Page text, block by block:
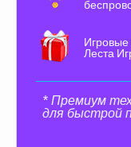
Игровые
Леста
* Премиум
для быстрой